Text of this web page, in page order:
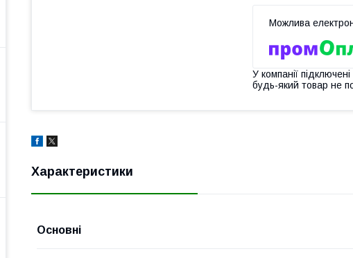
У компанії
будь-який товар не
Характеристики
Основні